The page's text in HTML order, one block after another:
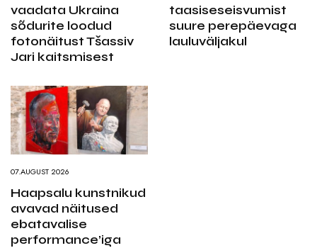
vaadata Ukraina
sõdurite loodud
fotonäitust Tšassiv
Jari kaitsmisest
taasiseseisvumist
suure perepäevaga
lauluväljakul
07.AUGUST 2026
Haapsalu kunstnikud
avavad näitused
ebatavalise
performance’iga